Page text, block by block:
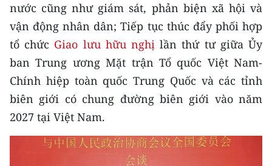
Duyên hải Nam Trung Bộ và Tây
Nguyên
Đông Nam Bộ
Đồng bằng sông Cửu Long
Chuyên trang Hà Nội
Chuyên trang TP. Hồ Chí Minh
nước cũng như giám sát, phản biện xã hội và
vận động nhân dân; Tiếp tục thúc đẩy phối hợp
tổ chức Giao lưu hữu nghị lần thứ tư giữa Ủy
ban Trung ương Mặt trận Tổ quốc Việt Nam-
Chính hiệp toàn quốc Trung Quốc và các tỉnh
biên giới có chung đường biên giới vào năm
2027 tại Việt Nam.